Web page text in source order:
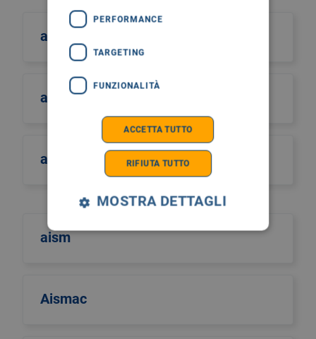
aiom
aiom sicilia
airo
aism
Aismac
PERFORMANCE
TARGETING
FUNZIONALITÀ
ACCETTA TUTTO
RIFIUTA TUTTO
MOSTRA DETTAGLI